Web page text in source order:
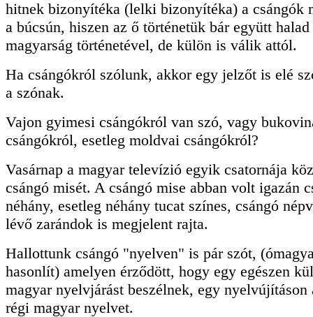
hitnek bizonyítéka (lelki bizonyítéka) a csángók
a búcsún, hiszen az ő történetük bár együtt halad
magyarság történetével, de külön is válik attól.
Ha csángókról szólunk, akkor egy jelzőt is elé
a szónak.
Vajon gyimesi csángókról van szó, vagy
csángókról, esetleg moldvai csángókról?
Vasárnap a magyar televízió egyik csatornája
csángó misét. A csángó mise abban volt igazán
néhány, esetleg néhány tucat színes, csángó
lévő zarándok is megjelent rajta.
Hallottunk csángó "nyelven" is pár szót,
hasonlít) amelyen érződött, hogy egy egészen
magyar nyelvjárást beszélnek, egy nyelvújításon
régi magyar nyelvet.